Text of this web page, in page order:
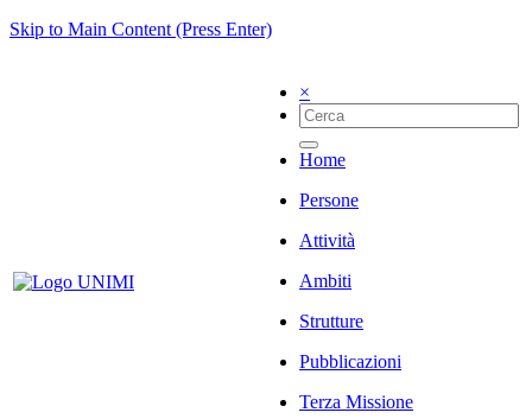
Skip to Main Content (Press Enter)
×
Home
Persone
Attività
Ambiti
Strutture
Pubblicazioni
Terza Missione